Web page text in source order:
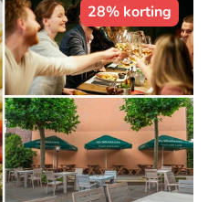
28% korting